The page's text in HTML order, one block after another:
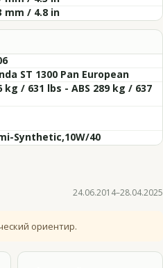
mm / 4.8 in
ST 1300 Pan European
kg / 631 lbs - ABS 289 kg / 637
Synthetic,10W/40
24.06.2014–28.04.2025
ориентир.